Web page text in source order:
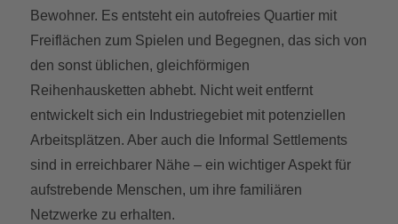
Bewohner. Es entsteht ein autofreies Quartier mit
Freiflächen zum Spielen und Begegnen, das sich von
den sonst üblichen, gleichförmigen
Reihenhausketten abhebt. Nicht weit entfernt
entwickelt sich ein Industriegebiet mit potenziellen
Arbeitsplätzen. Aber auch die Informal Settlements
sind in erreichbarer Nähe – ein wichtiger Aspekt für
aufstrebende Menschen, um ihre familiären
Netzwerke zu erhalten.